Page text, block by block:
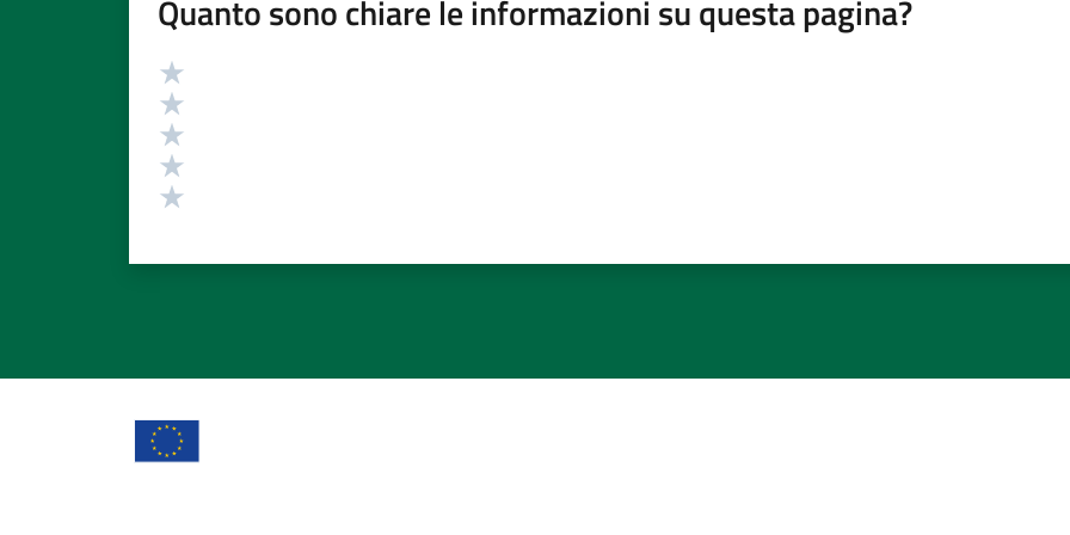
Quanto sono chiare le informazioni su questa pagina?
Valutazione